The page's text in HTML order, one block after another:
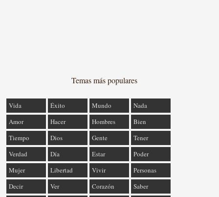
Temas más populares
Vida Éxito Mundo
Nada
Amor
Hacer Hombres
Bien
Tiempo
Dios Gente
Tener
Verdad
Día Estar
Poder
Mujer
Libertad Vivir
Personas
Decir
Ver Corazón Saber